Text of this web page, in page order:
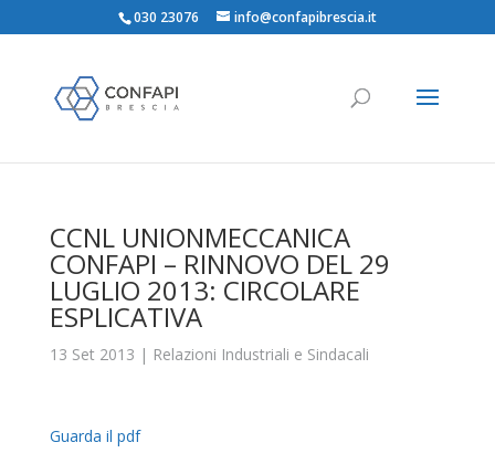
030 23076 info@confapibrescia.it
CCNL UNIONMECCANICA
CONFAPI – RINNOVO DEL 29
LUGLIO 2013: CIRCOLARE
ESPLICATIVA
13 Set 2013 | Relazioni Industriali e Sindacali
Guarda il pdf